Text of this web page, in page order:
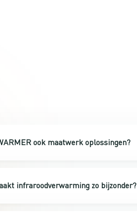
ook maatwerk oplossingen?
infraroodverwarming zo bijzonder?